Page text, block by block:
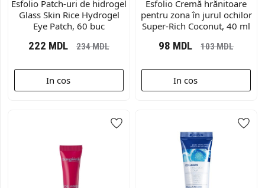
Esfolio Patch-uri de hidrogel
Glass Skin Rice Hydrogel
Eye Patch, 60 buc
222 MDL 234MDL
In cos
Esfolio Cremă hrănitoare
pentru zona în jurul ochilor
Super-Rich Coconut, 40 ml
98 MDL 103MDL
In cos